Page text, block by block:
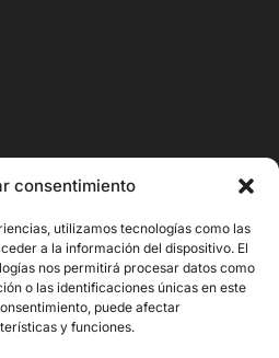
consentimiento
utilizamos tecnologías como las
a la información del dispositivo. El
nos permitirá procesar datos como
o las identificaciones únicas en este
puede afectar
y funciones.
BUSCAR